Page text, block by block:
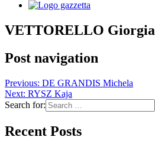
VETTORELLO Giorgia
Post navigation
Previous: DE GRANDIS Michela
Next: RYSZ Kaja
Search for:
Recent Posts